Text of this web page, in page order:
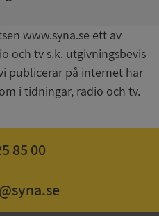
www.syna.se ett av
och tv s.k. utgivningsbevis
publicerar på internet har
i tidningar, radio och tv.
85 00CookieScript
.syna.se